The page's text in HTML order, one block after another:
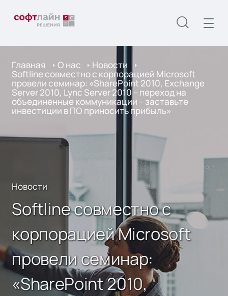
Главная О нас Новости
Softline совместно с корпорацией Microsoft
провели семинар: «SharePoint 2010, Exchange
Server 2010, Lync Server 2010 – переход на
объединенные коммуникации – заставьте
инвестиции в ПО приносить прибыль»
Новости
Softline совместно с
корпорацией Microsoft
провели семинар:
«SharePoint 2010,